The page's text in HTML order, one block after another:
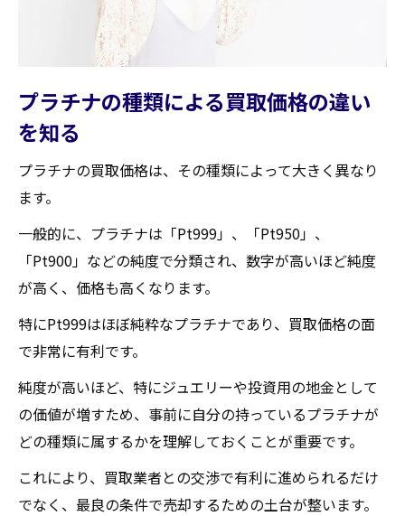
宮城県柴田郡大河原町の市場動向を予測す
事前に複数の業者を比較する方法
プラチナの状態を正確に伝える技術
交渉における心理テクニックの活用
宮城県柴田郡大河原町の特性を理解して交
渉に臨む
宮城県柴田郡大河原町で信頼できるプラチナ買
取業者を見つける方法
口コミとレビューを活用した業者選び
過去の取引から見る信頼性の評価
地元で評判の高い買取業者一覧
初めての方にも安心な業者の特徴
買取業者を選ぶ際の落とし穴と注意点
プラチナの種類による買取価格の違い
を知る
プラチナの買取価格は、その種類によって大きく異なり
ます。
一般的に、プラチナは「Pt999」、「Pt950」、
「Pt900」などの純度で分類され、数字が高いほど純度
が高く、価格も高くなります。
特にPt999はほぼ純粋なプラチナであり、買取価格の面
で非常に有利です。
純度が高いほど、特にジュエリーや投資用の地金として
の価値が増すため、事前に自分の持っているプラチナが
どの種類に属するかを理解しておくことが重要です。
これにより、買取業者との交渉で有利に進められるだけ
でなく、最良の条件で売却するための土台が整います。